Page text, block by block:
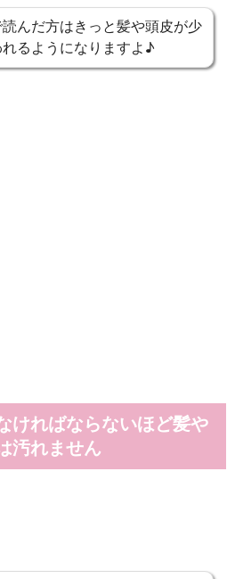
んだ方はきっと髪や頭皮が少
れるようになりますよ♪
ければならないほど髪や
汚れません